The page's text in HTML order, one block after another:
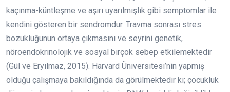
kaçınma-küntleşme ve aşırı uyarılmışlık gibi semptomlar ile
kendini gösteren bir sendromdur. Travma sonrası stres
bozukluğunun ortaya çıkmasını ve seyrini genetik,
nöroendokrinolojik ve sosyal birçok sebep etkilemektedir
(Gül ve Eryılmaz, 2015). Harvard Üniversitesi’nin yapmış
olduğu çalışmaya bakıldığında da görülmektedir ki; çocukluk